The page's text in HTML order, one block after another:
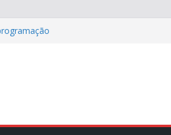
em
social
de Minas